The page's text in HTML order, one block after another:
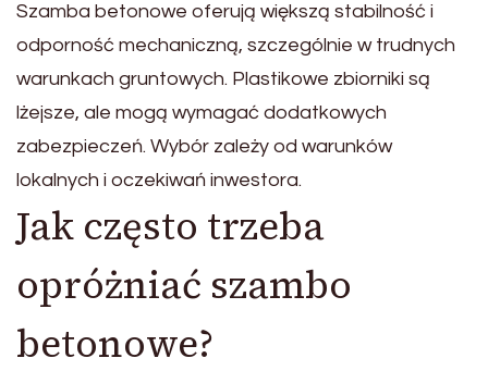
Szamba betonowe oferują większą stabilność i
odporność mechaniczną, szczególnie w trudnych
warunkach gruntowych. Plastikowe zbiorniki są
lżejsze, ale mogą wymagać dodatkowych
zabezpieczeń. Wybór zależy od warunków
lokalnych i oczekiwań inwestora.
Jak często trzeba
opróżniać szambo
betonowe?